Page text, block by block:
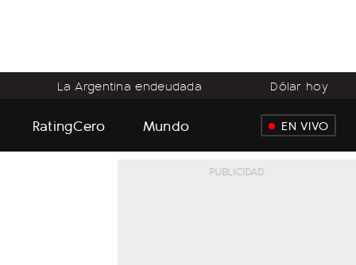
La Argentina endeudada Dólar hoy
RatingCero Mundo EN VIVO